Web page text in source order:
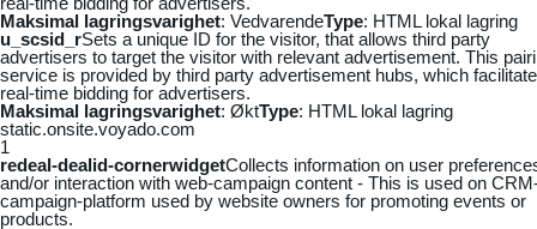
Maksimal lagringsvarighet: VedvarendeType: HTML lokal lagring
u_scsid_rSets a unique ID for the visitor, that allows third party
advertisers to target the visitor with relevant advertisement. This
service is provided by third party advertisement hubs, which
real-time bidding for advertisers.
Maksimal lagringsvarighet: ØktType: HTML lokal lagring
static.onsite.voyado.com
1
redeal-dealid-cornerwidgetCollects information on user
and/or interaction with web-campaign content - This is used on
campaign-platform used by website owners for promoting events or
products.